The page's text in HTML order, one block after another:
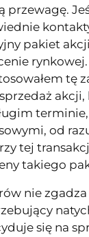
przewagę.
pakiet
rynkowej.
tę
od
tej
takiego
nie
się na